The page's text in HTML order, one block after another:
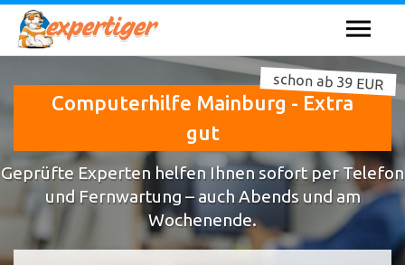
Computerhilfe Mainburg - Extra
gut
schon ab 39 EUR
Geprüfte Experten helfen Ihnen sofort per Telefon
und Fernwartung – auch Abends und am
Wochenende.